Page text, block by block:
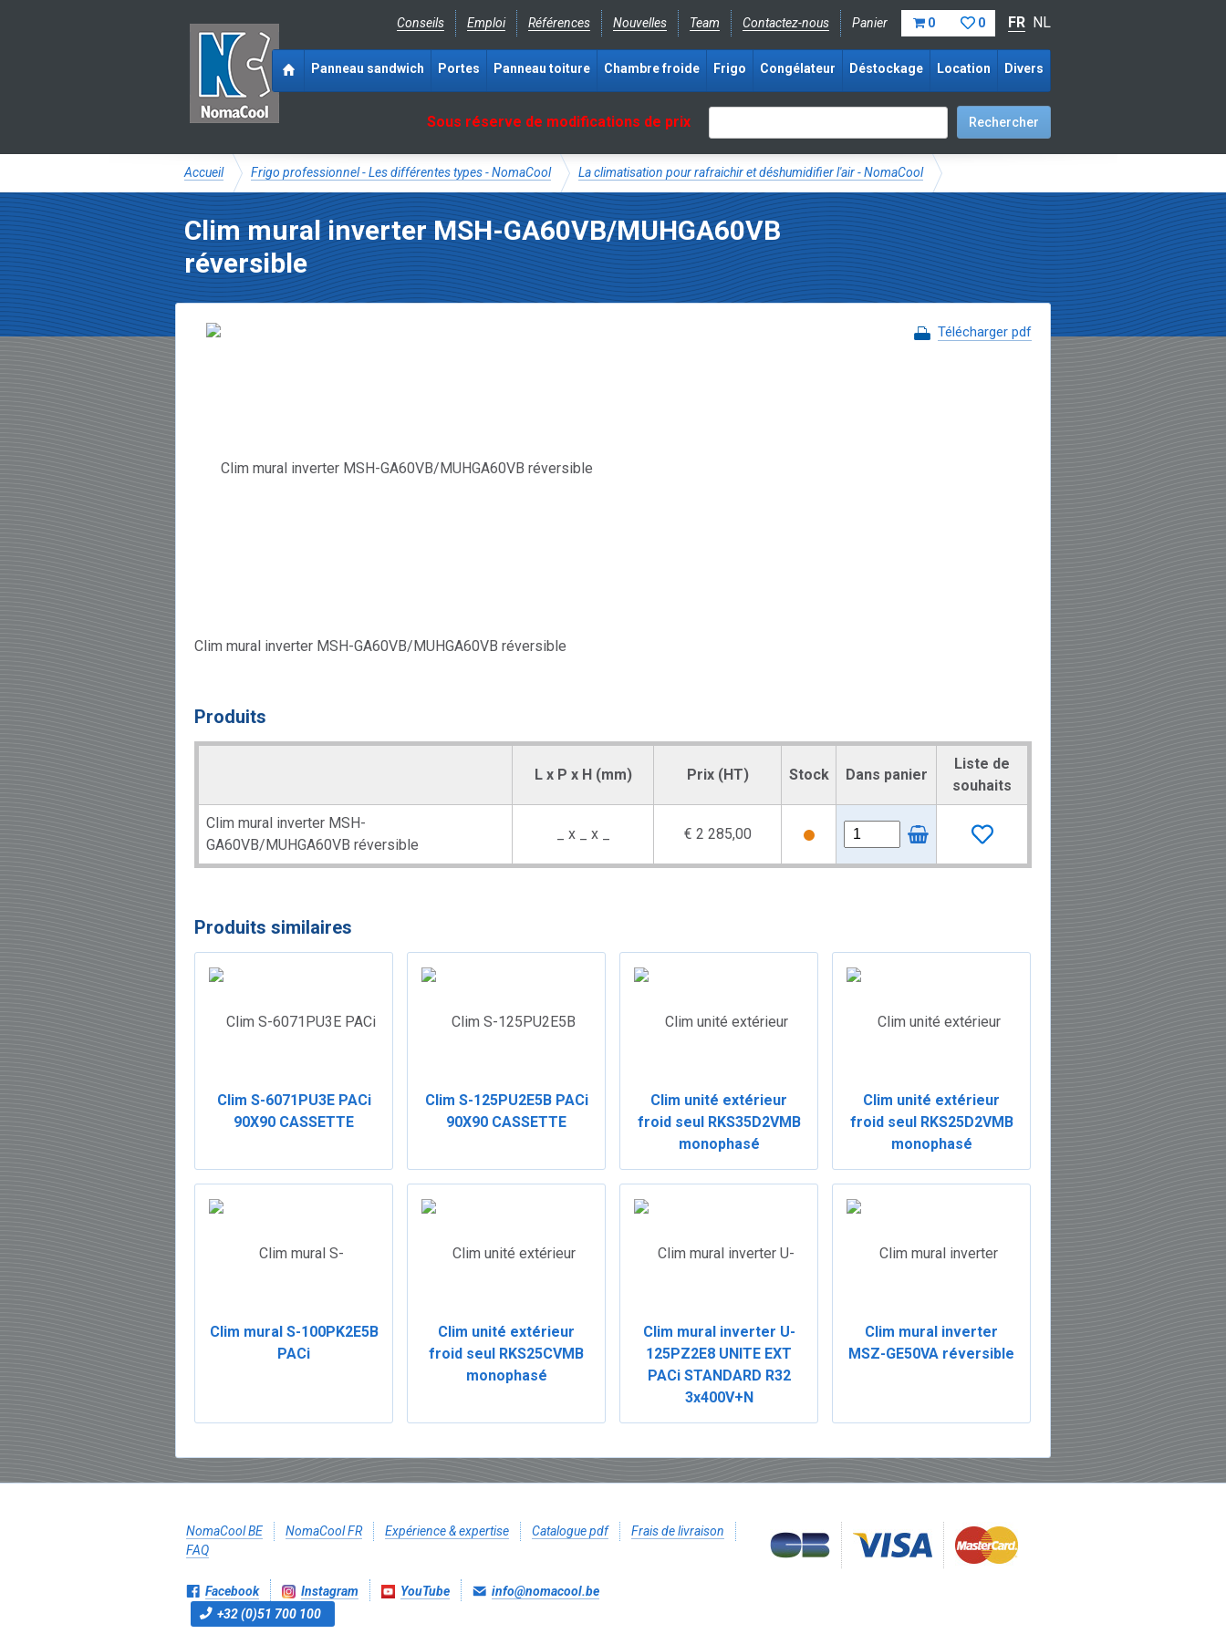
Conseils Emploi Références Nouvelles Team Contactez-nous Panier 0 0 FR NL
Sous réserve de modifications de prix
Panneau sandwich Portes Panneau toiture Chambre froide Frigo Congélateur Déstockage Location Divers
Accueil Frigo professionnel - Les différentes types - NomaCool La climatisation pour rafraichir et déshumidifier l'air - NomaCool
Clim mural inverter MSH-GA60VB/MUHGA60VB
réversible
Télécharger pdf
Clim mural inverter MSH-GA60VB/MUHGA60VB réversible
Produits
L x P x H (mm) Prix (HT) Stock Dans panier
Liste de
souhaits
Clim mural inverter MSH-
GA60VB/MUHGA60VB réversible
_ x _ x _ € 2 285,00
Produits similaires
Clim S-6071PU3E PACi
90X90 CASSETTE
Clim S-125PU2E5B PACi
90X90 CASSETTE
Clim unité extérieur
froid seul RKS35D2VMB
monophasé
Clim unité extérieur
froid seul RKS25D2VMB
monophasé
Clim mural S-100PK2E5B
PACi
Clim unité extérieur
froid seul RKS25CVMB
monophasé
Clim mural inverter U-
125PZ2E8 UNITE EXT
PACi STANDARD R32
3x400V+N
Clim mural inverter
MSZ-GE50VA réversible
NomaCool BE NomaCool FR Expérience & expertise Catalogue pdf
Frais de livraison
FAQ
Facebook Instagram YouTube
info@nomacool.be
+32 (0)51 700 100